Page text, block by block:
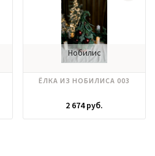
Нобилис
ЁЛКА ИЗ НОБИЛИСА 003
2 674 руб.